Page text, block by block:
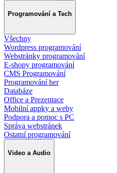
Programování a Tech
Všechny
Wordpress programování
Webstránky programování
E-shopy programování
CMS Programování
Programování her
Databáze
Office a Prezentace
Mobilní appky a weby
Podpora a pomoc s PC
Správa webstránek
Ostatní programování
Video a Audio